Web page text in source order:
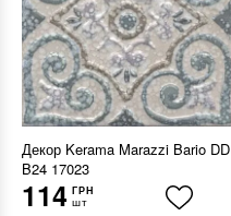
Декор Kerama Marazzi Bario DD
B24 17023
114 ГРН
шт